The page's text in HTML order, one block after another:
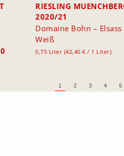
RIESLING
2020/21
Domaine Bohn – Elsass
Weiß
0,75 Liter (42,40 € / 1 Liter)
1 2 3 4 5